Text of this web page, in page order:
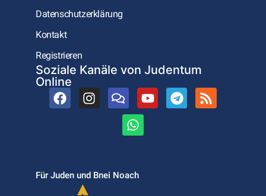
Datenschutzerklärung
Kontakt
Registrieren
Soziale Kanäle von Judentum
Online
Für Juden und Bnei Noach